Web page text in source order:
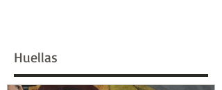
“Semana de Mayo” que desembocaría en la
Revolución de Mayo de 1810 donde las colonias del